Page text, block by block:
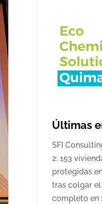
Últimas
SFI
2: 153
protegidas
tras colgar
completo en